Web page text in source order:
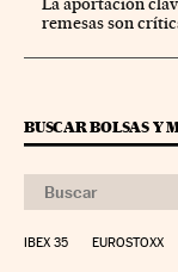
remesas son
BUSCAR BOLSAS Y
IBEX 35 EUROSTOXX